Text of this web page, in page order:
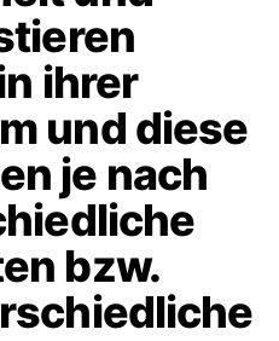
ihrer
und diese
je nach
bzw.